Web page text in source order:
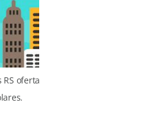
oferta